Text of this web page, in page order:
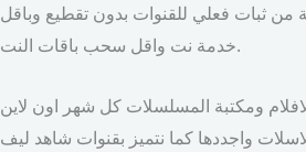
من ثبات فعلي للقنوات بدون تقطيع وباقل
خدمة نت واقل سحب باقات النت.
ومكتبة المسلسلات كل شهر اون لاين
واجددها كما نتميز بقنوات شاهد ليف